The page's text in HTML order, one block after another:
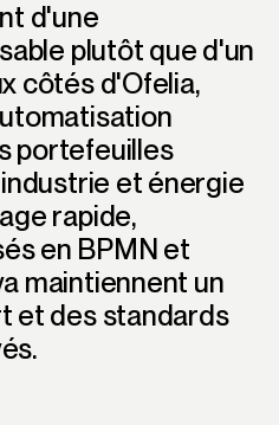
d'une
plutôt que d'un
côtés d'Ofelia,
portefeuilles
et énergie
rapide,
en BPMN et
maintiennent un
et des standards